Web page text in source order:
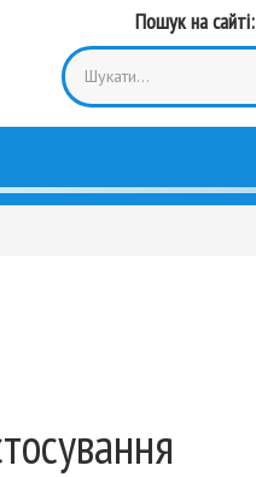
Пошук на сайті: